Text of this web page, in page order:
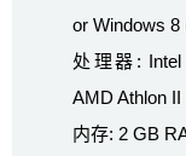
or Windows 8
处理器: Intel
AMD Athlon
内存: 2 GB